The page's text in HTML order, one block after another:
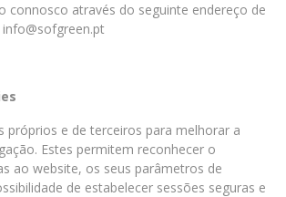
connosco através do seguinte endereço de
próprios e de terceiros para melhorar a
Estes permitem reconhecer o
ao website, os seus parâmetros de
de estabelecer sessões seguras e